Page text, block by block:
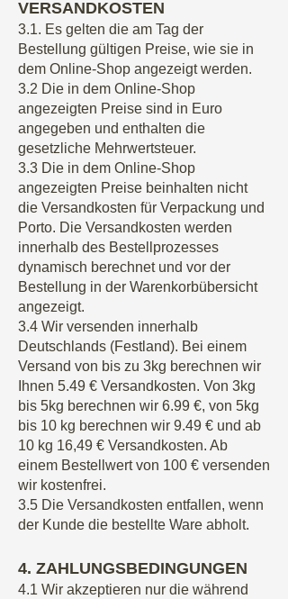
VERSANDKOSTEN
3.1. Es gelten die am Tag der
Bestellung gültigen Preise, wie sie in
dem Online-Shop angezeigt werden.
3.2 Die in dem Online-Shop
angezeigten Preise sind in Euro
angegeben und enthalten die
gesetzliche Mehrwertsteuer.
3.3 Die in dem Online-Shop
angezeigten Preise beinhalten nicht
die Versandkosten für Verpackung und
Porto. Die Versandkosten werden
innerhalb des Bestellprozesses
dynamisch berechnet und vor der
Bestellung in der Warenkorbübersicht
angezeigt.
3.4 Wir versenden innerhalb
Deutschlands (Festland). Bei einem
Versand von bis zu 3kg berechnen wir
Ihnen 5.49 € Versandkosten. Von 3kg
bis 5kg berechnen wir 6.99 €, von 5kg
bis 10 kg berechnen wir 9.49 € und ab
10 kg 16,49 € Versandkosten. Ab
einem Bestellwert von 100 € versenden
wir kostenfrei.
3.5 Die Versandkosten entfallen, wenn
der Kunde die bestellte Ware abholt.
4. ZAHLUNGSBEDINGUNGEN
4.1 Wir akzeptieren nur die während